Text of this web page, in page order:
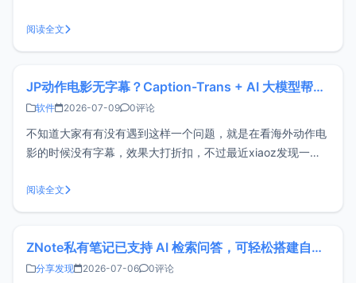
一个账户，用户可以管理多种货币、完成换汇与跨境转账，并
支持申请虚拟卡或实体借记卡，满足海外消费、
阅读全文
JP动作电影无字幕？Caption-Trans + AI 大模型帮你实现字幕自由
软件 2026-07-09 0评论
不知道大家有有没有遇到这样一个问题，就是在看海外动作电
影的时候没有字幕，效果大打折扣，不过最近xiaoz发现一款
字幕，特别为日语优化（作者介绍），至于具体场景，你就自
己想象吧。两年前市面上已有类似工具，不过多数需要付费订
阅读全文
ZNote私有笔记已支持 AI 检索问答，可轻松搭建自己的智能知识库
分享发现 2026-07-06 0评论